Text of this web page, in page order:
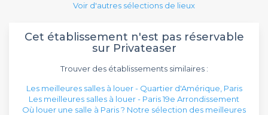
Voir d'autres sélections de lieux
Cet établissement n'est pas réservable
sur Privateaser
Trouver des établissements similaires :
Les meilleures salles à louer - Quartier d'Amérique, Paris
Les meilleures salles à louer - Paris 19e Arrondissement
Où louer une salle à Paris ? Notre sélection des meilleures